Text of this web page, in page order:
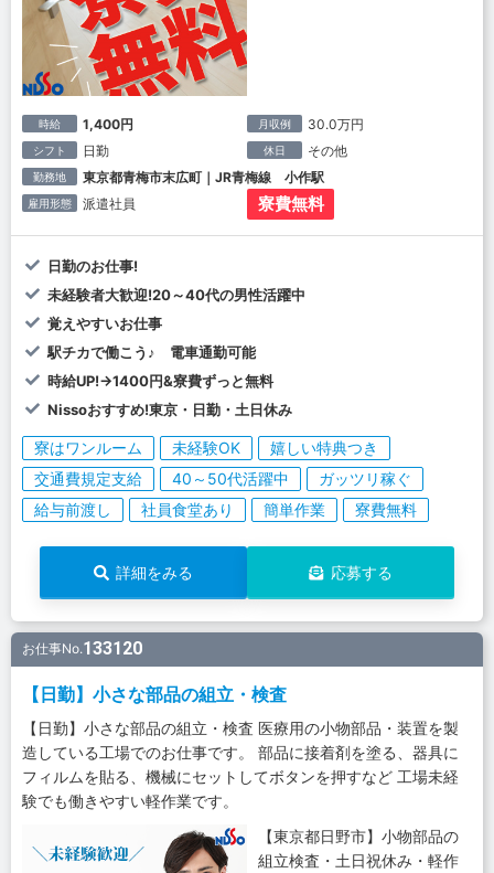
時給 1,400円 月収例 30.0万円
シフト 日勤 休日 その他
勤務地 東京都青梅市末広町｜JR青梅線 小作駅
雇用形態 派遣社員 寮費無料
日勤のお仕事!
未経験者大歓迎!20～40代の男性活躍中
覚えやすいお仕事
駅チカで働こう♪ 電車通勤可能
時給UP!→1400円&寮費ずっと無料
Nissoおすすめ!東京・日勤・土日休み
寮はワンルーム 未経験OK
嬉しい特典つき
交通費規定支給
40～50代活躍中
ガッツリ稼ぐ
給与前渡し
社員食堂あり 簡単作業 寮費無料
詳細をみる 応募する
お仕事No.133120
【日勤】小さな部品の組立・検査
【日勤】小さな部品の組立・検査 医療用の小物部品・装置を製
造している工場でのお仕事です。 部品に接着剤を塗る、器具に
フィルムを貼る、機械にセットしてボタンを押すなど 工場未経
験でも働きやすい軽作業です。
【東京都日野市】小物部品の
組立検査・土日祝休み・軽作